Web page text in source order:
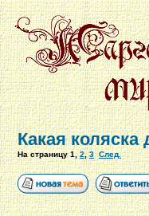
Какая
На страницу1,2,3 След.